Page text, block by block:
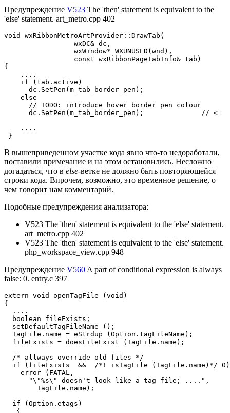
Предупреждение V523 The 'then' statement is equivalent to the
'else' statement. art_metro.cpp 402
void wxRibbonMetroArtProvider::DrawTab(
                 wxDC& dc,
                 wxWindow* WXUNUSED(wnd),
                 const wxRibbonPageTabInfo& tab)
{
    ....
    if (tab.active)
      dc.SetPen(m_tab_border_pen);
    else
      // TODO: introduce hover border pen colour
      dc.SetPen(m_tab_border_pen);              // <=
    ....
}
В вышеприведенном участке кода явно что-то недоработали,
поставили примечание и на этом остановились. Несложно
догадаться, что в else-ветке не должно быть повторяющейся
строки кода. Впрочем, возможно, это временное решение, о
чем говорит нам комментарий.
Подобные предупреждения анализатора:
V523 The 'then' statement is equivalent to the 'else' statement.
art_metro.cpp 402
V523 The 'then' statement is equivalent to the 'else' statement.
php_workspace_view.cpp 948
Предупреждение V560 A part of conditional expression is always
false: 0. entry.c 397
extern void openTagFile (void)
{
  ....
  boolean fileExists;
  setDefaultTagFileName ();
  TagFile.name = eStrdup (Option.tagFileName);
  fileExists = doesFileExist (TagFile.name);
  /* allways override old files */
if (fileExists  &&  /*! isTagFile (TagFile.name)*/
    error (FATAL,
      "\"%s\" doesn't look like a tag file; ....",
        TagFile.name);
  if (Option.etags)
   {